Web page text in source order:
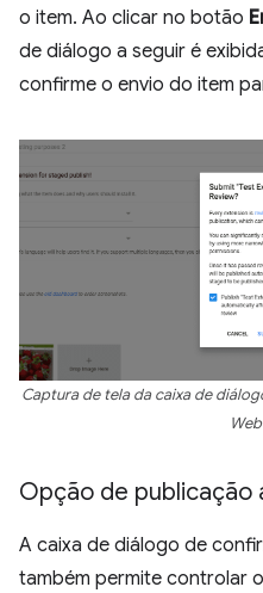
o item. Ao clicar no botão
de diálogo a seguir é
confirme o envio do item
Captura de tela da caixa de
Opção de publicação
A caixa de diálogo de
também permite controlar